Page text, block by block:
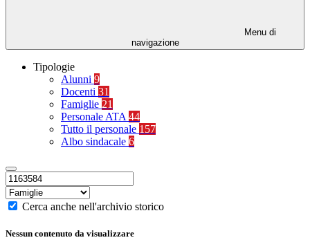
Menu di
navigazione
Tipologie
Alunni 9
Docenti 31
Famiglie 21
Personale ATA 44
Tutto il personale 157
Albo sindacale 6
Cerca anche nell'archivio storico
Nessun contenuto da visualizzare